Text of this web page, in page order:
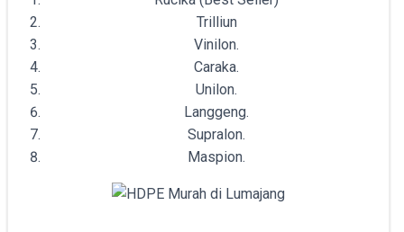
Trilliun
Vinilon.
Caraka.
Unilon.
Langgeng.
Supralon.
Maspion.